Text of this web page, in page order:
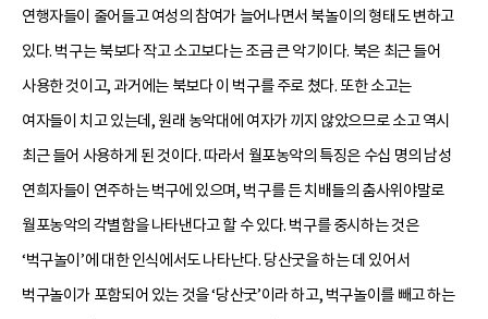
연행자들이 줄어들고 여성의 참여가 늘어나면서 북놀이의 형태도 변하고
있다. 벅구는 북보다 작고 소고보다는 조금 큰 악기이다. 북은 최근 들어
사용한 것이고, 과거에는 북보다 이 벅구를 주로 쳤다. 또한 소고는
여자들이 치고 있는데, 원래 농악대에 여자가 끼지 않았으므로 소고 역시
최근 들어 사용하게 된 것이다. 따라서 월포농악의 특징은 수십 명의 남성
연희자들이 연주하는 벅구에 있으며, 벅구를 든 치배들의 춤사위야말로
월포농악의 각별함을 나타낸다고 할 수 있다. 벅구를 중시하는 것은
‘벅구놀이’에 대한 인식에서도 나타난다. 당산굿을 하는 데 있어서
벅구놀이가 포함되어 있는 것을 ‘당산굿’이라 하고, 벅구놀이를 빼고 하는